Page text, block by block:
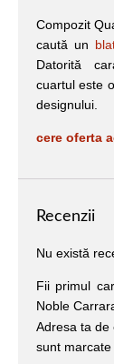
Compozit
caută un
Datorită
cuartul este
designului.
cere oferta
Recenzii
Nu există
Fii primul
Noble
Adresa ta de
sunt marcate